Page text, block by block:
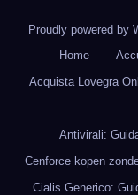
Proudly powered by
Home
Acquista Lovegra
Antivirali:
Cenforce kopen
Cialis Generico: